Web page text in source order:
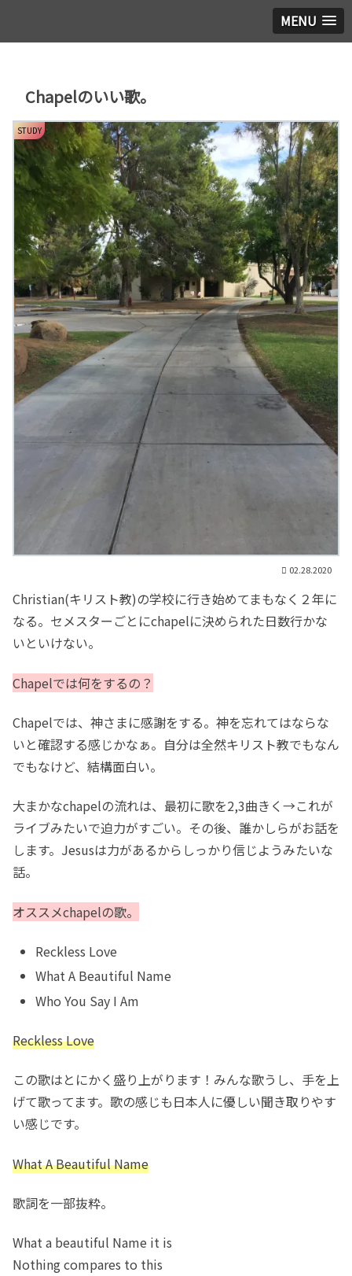
MENU
Chapelのいい歌。
STUDY
02.28.2020
Christian(キリスト教)の学校に行き始めてまもなく２年に
なる。セメスターごとにchapelに決められた日数行かな
いといけない。
Chapelでは何をするの？
Chapelでは、神さまに感謝をする。神を忘れてはならな
いと確認する感じかなぁ。自分は全然キリスト教でもなん
でもなけど、結構面白い。
大まかなchapelの流れは、最初に歌を2,3曲きく→これが
ライブみたいで迫力がすごい。その後、誰かしらがお話を
します。Jesusは力があるからしっかり信じようみたいな
話。
オススメchapelの歌。
Reckless Love
What A Beautiful Name
Who You Say I Am
Reckless Love
この歌はとにかく盛り上がります！みんな歌うし、手を上
げて歌ってます。歌の感じも日本人に優しい聞き取りやす
い感じです。
What A Beautiful Name
歌詞を一部抜粋。
What a beautiful Name it is
Nothing compares to this